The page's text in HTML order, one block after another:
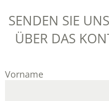
SENDEN SIE
ÜBER DAS
Vorname